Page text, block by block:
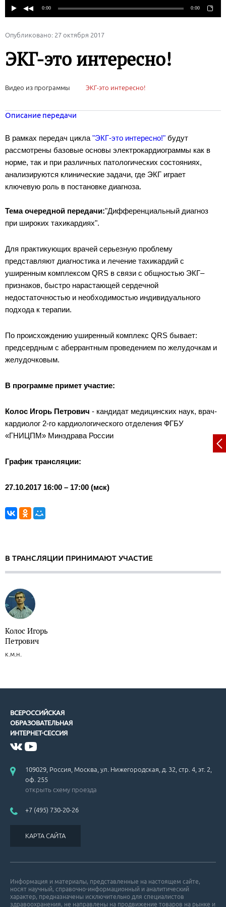
Опубликовано: 27 октября 2017
ЭКГ-это интересно!
Видео из программы ЭКГ-это интересно!
Описание передачи
В рамках передач цикла "ЭКГ-это интересно!" будут
рассмотрены базовые основы электрокардиограммы как в
норме, так и при различных патологических состояниях,
анализируются клинические задачи, где ЭКГ играет
ключевую роль в постановке диагноза.
Тема очередной передачи:"Дифференциальный диагноз
при широких тахикардиях".
Для практикующих врачей серьезную проблему
представляют диагностика и лечение тахикардий с
уширенным комплексом QRS в связи с общностью ЭКГ–
признаков, быстро нарастающей сердечной
недостаточностью и необходимостью индивидуального
подхода к терапии.
По происхождению уширенный комплекс QRS бывает:
предсердным с аберрантным проведением по желудочкам и
желудочковым.
В программе примет участие:
Колос Игорь Петрович - кандидат медицинских наук, врач-
кардиолог 2-го кардиологического отделения ФГБУ
«ГНИЦПМ» Минздрава России
График трансляции:
27.10.2017 16:00 – 17:00 (мск)
В ТРАНСЛЯЦИИ ПРИНИМАЮТ УЧАСТИЕ
Колос Игорь
Петрович
к.м.н.
ВСЕРОССИЙСКАЯ
ОБРАЗОВАТЕЛЬНАЯ
ИНТЕРНЕТ-СЕССИЯ
109029, Россия, Москва, ул. Нижегородская, д. 32, стр. 4, эт. 2,
оф. 255
открыть схему проезда
+7 (495) 730-20-26
КАРТА САЙТА
Информация и материалы, представленные на настоящем сайте,
носят научный, справочно-информационный и аналитический
характер, предназначены исключительно для специалистов
здравоохранения, не направлены на продвижение товаров на рынке и